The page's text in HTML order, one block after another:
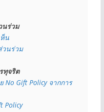
นร่วม
น
วนร่วม
ทุจริต
Gift Policy จากการ
Policy